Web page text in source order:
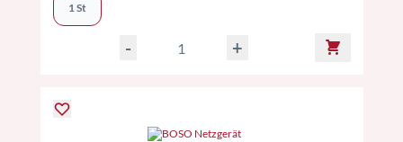
1 St
- +